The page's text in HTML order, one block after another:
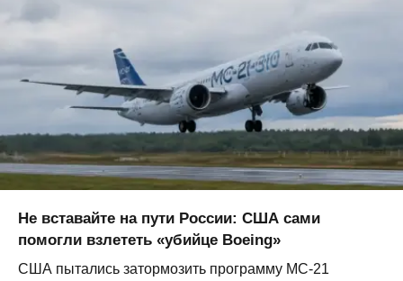
Не вставайте на пути России: США сами
помогли взлететь «убийце Boeing»
США пытались затормозить программу МС-21